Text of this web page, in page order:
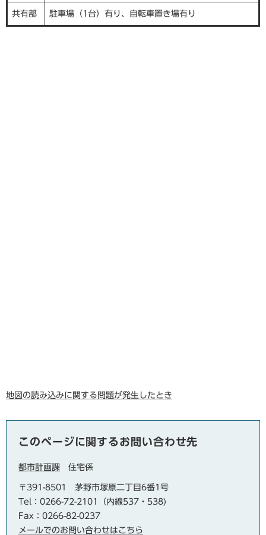
共有部 駐車場（1台）有り、自転車置き場有り
地図の読み込みに関する問題が発生したとき
このページに関するお問い合わせ先
都市計画課 住宅係
〒391-8501
茅野市塚原二丁目6番1号
Tel：0266-72-2101（内線537・538)
Fax：0266-82-0237
メールでのお問い合わせはこちら